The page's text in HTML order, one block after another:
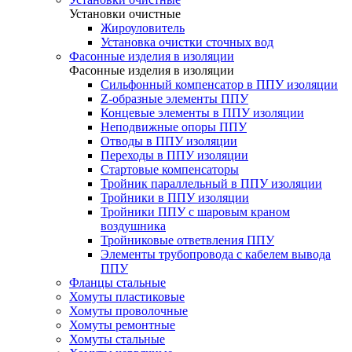
Установки очистные
Жироуловитель
Установка очистки сточных вод
Фасонные изделия в изоляции
Фасонные изделия в изоляции
Cильфонный компенсатор в ППУ изоляции
Z-образные элементы ППУ
Концевые элементы в ППУ изоляции
Неподвижные опоры ППУ
Отводы в ППУ изоляции
Переходы в ППУ изоляции
Стартовые компенсаторы
Тройник параллельный в ППУ изоляции
Тройники в ППУ изоляции
Тройники ППУ с шаровым краном
воздушника
Тройниковые ответвления ППУ
Элементы трубопровода с кабелем вывода
ППУ
Фланцы стальные
Хомуты пластиковые
Хомуты проволочные
Хомуты ремонтные
Хомуты стальные